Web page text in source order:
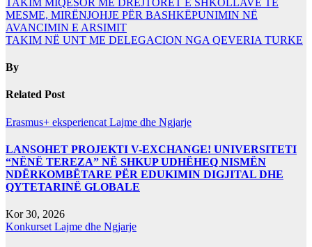
MESME, MIRËNJOHJE PËR BASHKËPUNIMIN NË
AVANCIMIN E ARSIMIT
TAKIM NË UNT ME DELEGACION NGA QEVERIA TURKE
By
Related Post
Erasmus+ eksperiencat Lajme dhe Ngjarje
LANSOHET PROJEKTI V-EXCHANGE! UNIVERSITETI
“NËNË TEREZA” NË SHKUP UDHËHEQ NISMËN
NDËRKOMBËTARE PËR EDUKIMIN DIGJITAL DHE
QYTETARINË GLOBALE
Kor 30, 2026
Konkurset Lajme dhe Ngjarje